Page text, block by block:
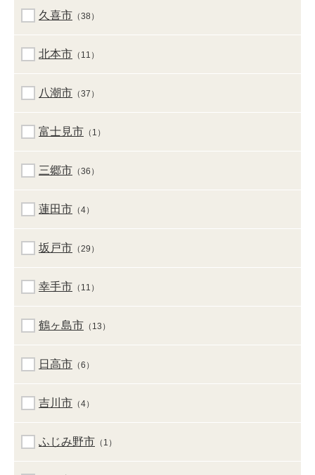
久喜市 （38）
北本市 （11）
八潮市 （37）
富士見市 （1）
三郷市 （36）
蓮田市 （4）
坂戸市 （29）
幸手市 （11）
鶴ヶ島市 （13）
日高市 （6）
吉川市 （4）
ふじみ野市 （1）